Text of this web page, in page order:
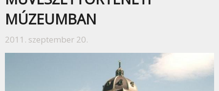
MÚZEUMBAN
2011. szeptember 20.